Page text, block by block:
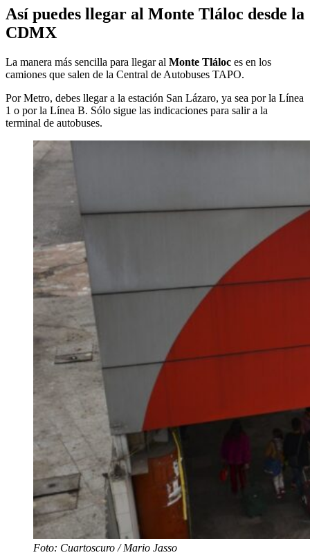
Así puedes llegar al Monte Tláloc desde la
CDMX
La manera más sencilla para llegar al Monte Tláloc es en los
camiones que salen de la Central de Autobuses TAPO.
Por Metro, debes llegar a la estación San Lázaro, ya sea por la Línea
1 o por la Línea B. Sólo sigue las indicaciones para salir a la
terminal de autobuses.
Foto: Cuartoscuro / Mario Jasso